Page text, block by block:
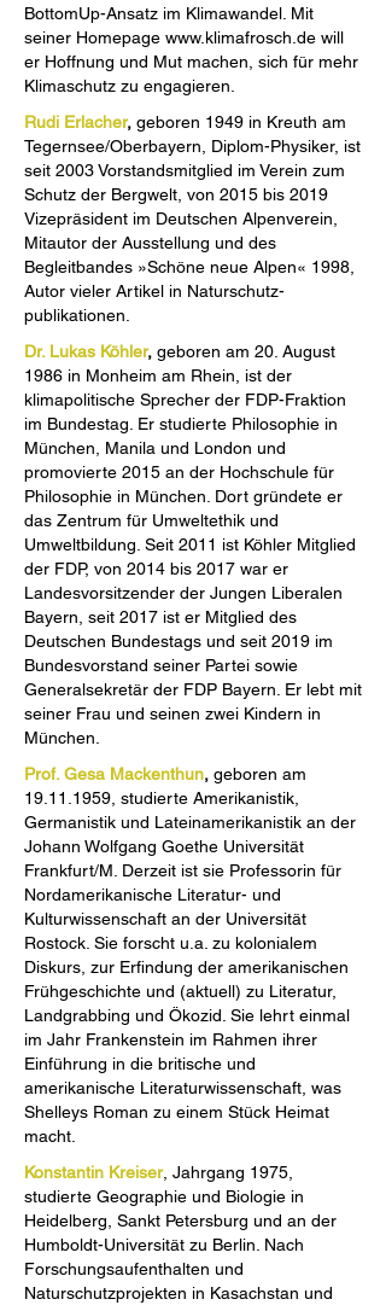
BottomUp-Ansatz im Klimawandel. Mit
seiner Homepage www.klimafrosch.de will
er Hoffnung und Mut machen, sich für mehr
Klimaschutz zu engagieren.
Rudi Erlacher, geboren 1949 in Kreuth am
Tegernsee/Oberbayern, Diplom-Physiker, ist
seit 2003 Vorstandsmitglied im Verein zum
Schutz der Bergwelt, von 2015 bis 2019
Vizepräsident im Deutschen Alpenverein,
Mitautor der Ausstellung und des
Begleitbandes »Schöne neue Alpen« 1998,
Autor vieler Artikel in Naturschutz-
publikationen.
Dr. Lukas Köhler, geboren am 20. August
1986 in Monheim am Rhein, ist der
klimapolitische Sprecher der FDP-Fraktion
im Bundestag. Er studierte Philosophie in
München, Manila und London und
promovierte 2015 an der Hochschule für
Philosophie in München. Dort gründete er
das Zentrum für Umweltethik und
Umweltbildung. Seit 2011 ist Köhler Mitglied
der FDP, von 2014 bis 2017 war er
Landesvorsitzender der Jungen Liberalen
Bayern, seit 2017 ist er Mitglied des
Deutschen Bundestags und seit 2019 im
Bundesvorstand seiner Partei sowie
Generalsekretär der FDP Bayern. Er lebt mit
seiner Frau und seinen zwei Kindern in
München.
Prof. Gesa Mackenthun, geboren am
19.11.1959 , studierte Amerikanistik,
Germanistik und Lateinamerikanistik an der
Johann Wolfgang Goethe Universität
Frankfurt/M. Derzeit ist sie Professorin für
Nordamerikanische Literatur- und
Kulturwissenschaft an der Universität
Rostock. Sie forscht u.a. zu kolonialem
Diskurs, zur Erfindung der amerikanischen
Frühgeschichte und (aktuell) zu Literatur,
Landgrabbing und Ökozid. Sie lehrt einmal
im Jahr Frankenstein im Rahmen ihrer
Einführung in die britische und
amerikanische Literaturwissenschaft, was
Shelleys Roman zu einem Stück Heimat
macht.
Konstantin Kreiser, Jahrgang 1975,
studierte Geographie und Biologie in
Heidelberg, Sankt Petersburg und an der
Humboldt-Universität zu Berlin. Nach
Forschungsaufenthalten und
Naturschutzprojekten in Kasachstan und